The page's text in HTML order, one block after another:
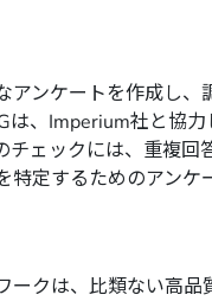
ンケートを作成し
は、Imperium社と協
ェックには、重複
特定するためのアン
ークは、比類ない高